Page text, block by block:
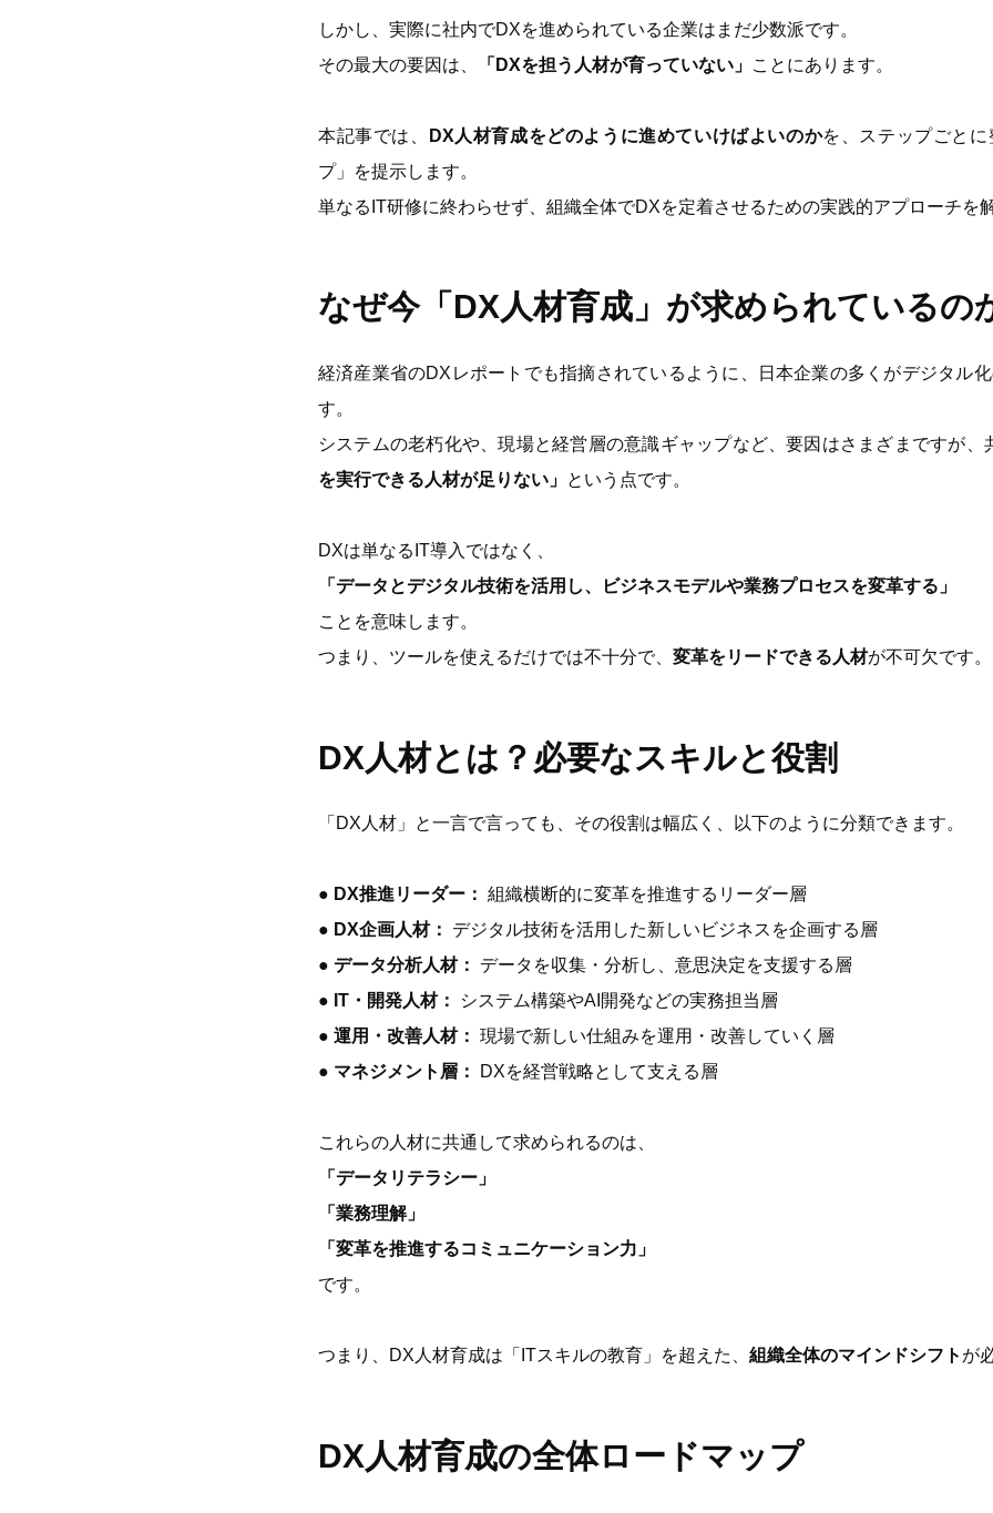
しかし、実際に社内でDXを進められている企業はまだ少数派です。
その最大の要因は、
「DXを担う人材が育っていない」 ことにあります。
本記事では、 DX人材育成をどのように進めていけばよいのかを、ステップごと
プ」を提示します。
単なるIT研修に終わらせず、組織全体でDXを定着させるための実践的アプローチを
なぜ今「DX人材育成」が求められているの
経済産業省のDXレポートでも指摘されているように、日本企業の多くがデジタル
す。
システムの老朽化や、現場と経営層の意識ギャップなど、要因はさまざまですが、
を実行できる人材が足りない」 という点です。
DXは単なるIT導入ではなく、
「データとデジタル技術を活用し、ビジネスモデルや業務プロセスを変革する」
ことを意味します。
つまり、ツールを使えるだけでは不十分で、 変革をリードできる人材が不可欠です。
DX人材とは？必要なスキルと役割
「DX人材」と一言で言っても、その役割は幅広く、以下のように分類できます。
● DX推進リーダー： 組織横断的に変革を推進するリーダー層
● DX企画人材： デジタル技術を活用した新しいビジネスを企画する層
● データ分析人材： データを収集・分析し、意思決定を支援する層
● IT・開発人材：
システム構築やAI開発などの実務担当層
● 運用・改善人材： 現場で新しい仕組みを運用・改善していく層
● マネジメント層：
DXを経営戦略として支える層
これらの人材に共通して求められるのは、
「データリテラシー」
「業務理解」
「変革を推進するコミュニケーション力」
です。
つまり、DX人材育成は「ITスキルの教育」を超えた、 組織全体のマインドシフト が
DX人材育成の全体ロードマップ